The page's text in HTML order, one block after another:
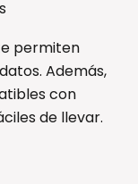
permiten
Además,
con
de llevar.